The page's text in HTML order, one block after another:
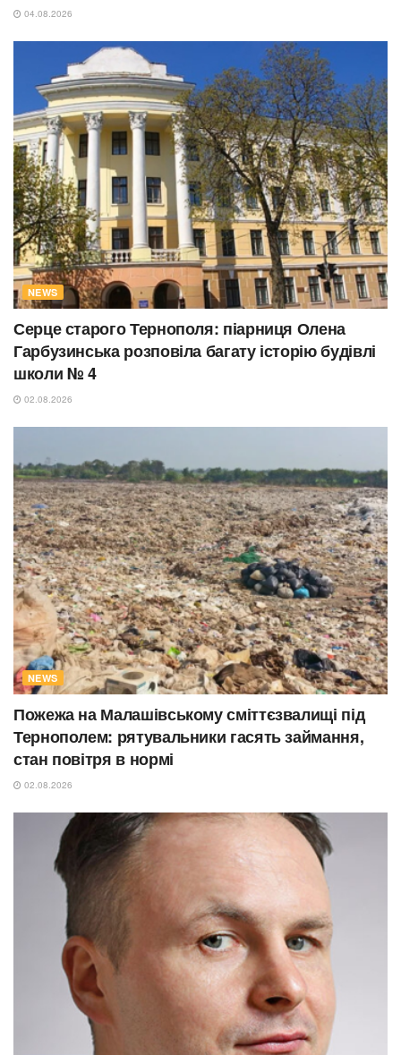
04.08.2026
NEWS
Серце старого Тернополя: піарниця Олена
Гарбузинська розповіла багату історію будівлі
школи № 4
02.08.2026
NEWS
Пожежа на Малашівському сміттєзвалищі під
Тернополем: рятувальники гасять займання,
стан повітря в нормі
02.08.2026